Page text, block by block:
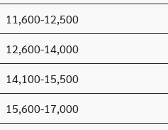
11,600-12,500
12,600-14,000
14,100-15,500
15,600-17,000